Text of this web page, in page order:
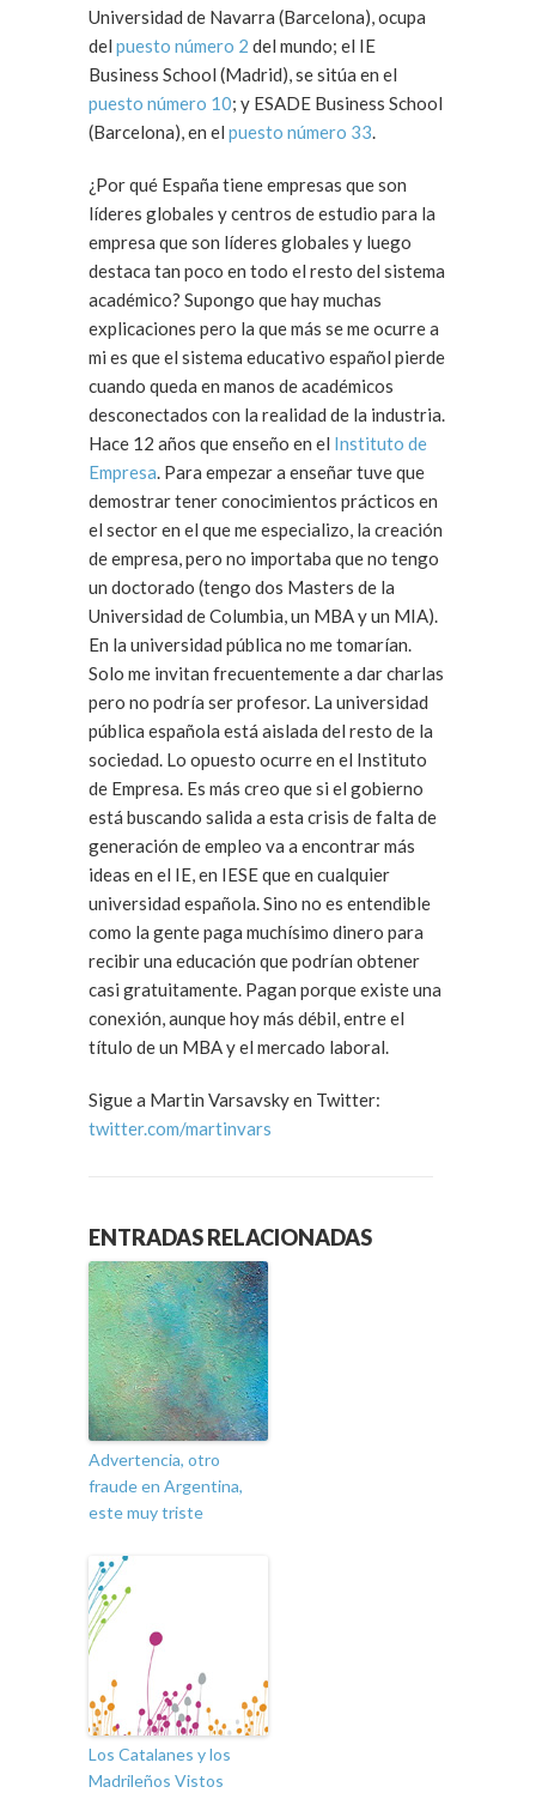
Universidad de Navarra (Barcelona), ocupa
del puesto número 2 del mundo; el IE
Business School (Madrid), se sitúa en el
puesto número 10; y ESADE Business School
(Barcelona), en el puesto número 33.
¿Por qué España tiene empresas que son
líderes globales y centros de estudio para la
empresa que son líderes globales y luego
destaca tan poco en todo el resto del sistema
académico? Supongo que hay muchas
explicaciones pero la que más se me ocurre a
mi es que el sistema educativo español pierde
cuando queda en manos de académicos
desconectados con la realidad de la industria.
Hace 12 años que enseño en el Instituto de
Empresa. Para empezar a enseñar tuve que
demostrar tener conocimientos prácticos en
el sector en el que me especializo, la creación
de empresa, pero no importaba que no tengo
un doctorado (tengo dos Masters de la
Universidad de Columbia, un MBA y un MIA).
En la universidad pública no me tomarían.
Solo me invitan frecuentemente a dar charlas
pero no podría ser profesor. La universidad
pública española está aislada del resto de la
sociedad. Lo opuesto ocurre en el Instituto
de Empresa. Es más creo que si el gobierno
está buscando salida a esta crisis de falta de
generación de empleo va a encontrar más
ideas en el IE, en IESE que en cualquier
universidad española. Sino no es entendible
como la gente paga muchísimo dinero para
recibir una educación que podrían obtener
casi gratuitamente. Pagan porque existe una
conexión, aunque hoy más débil, entre el
título de un MBA y el mercado laboral.
Sigue a Martin Varsavsky en Twitter:
twitter.com/martinvars
ENTRADAS RELACIONADAS
Advertencia, otro
fraude en Argentina,
este muy triste
Los Catalanes y los
Madrileños Vistos